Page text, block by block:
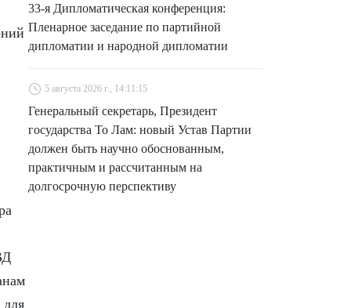
для
33-я Дипломатическая конференция:
Пленарное заседание по партийной
дипломатии и народной дипломатии
5 августа 2026 г., 14:11:15
Генеральный секретарь, Президент
государства То Лам: новый Устав Партии
должен быть научно обоснованным,
практичным и рассчитанным на
долгосрочную перспективу